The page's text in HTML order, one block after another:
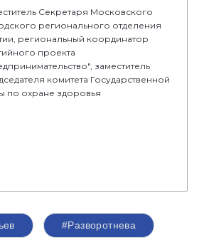
Секретаря Московского
регионального отделения
региональный координатор
проекта
заместитель
комитета Государственной
по охране здоровья
#Разворотнева